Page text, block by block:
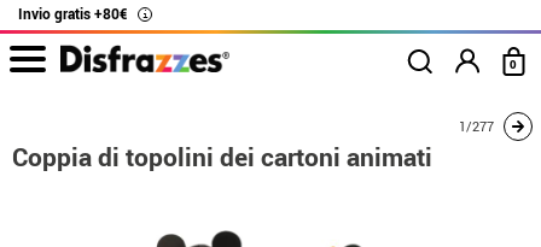
Invio gratis +80€ i
0
Coppia di topolini
1/277
Coppia di topolini dei cartoni animati